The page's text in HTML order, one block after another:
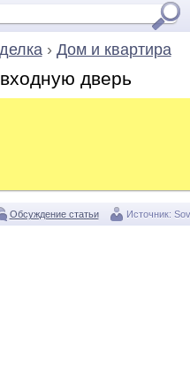
› Дом и квартира
дверь
Обсуждение статьи Источник: